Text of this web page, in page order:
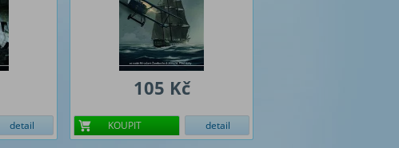
detail
105 Kč
KOUPIT detail